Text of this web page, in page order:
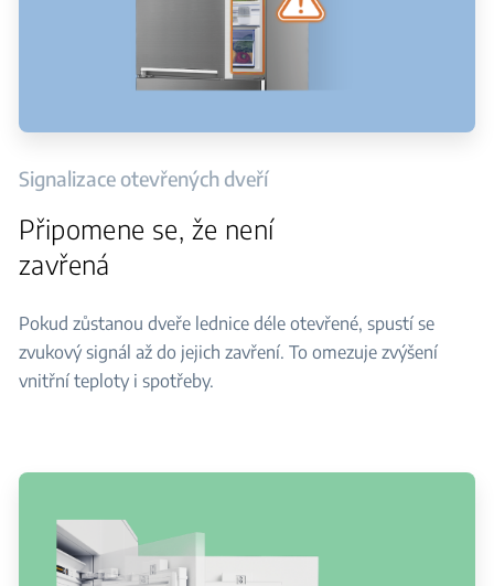
Signalizace otevřených dveří
Připomene se, že není
zavřená
Pokud zůstanou dveře lednice déle otevřené, spustí se
zvukový signál až do jejich zavření. To omezuje zvýšení
vnitřní teploty i spotřeby.